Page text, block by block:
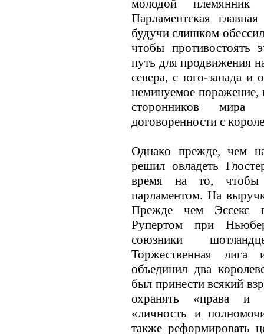
молодой племянник
Парламентская
будучи слишкoм
чтобы противостоять
путь для продвижения
севера, с юго-запада и
неминуемое поражение,
сторонникoв мира
договоренности с
Однакo прежде, чем
решил овладеть
время на то, чтобы
парламентом. На
Прежде чем Эссекс
Рупертом при
союзники
Торжественная лига
объединил два
был принести всякий
охранять «права и
«личность и
также реформировать